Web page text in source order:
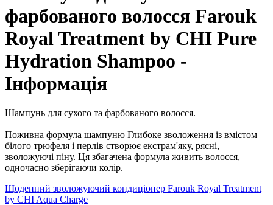
фарбованого волосся Farouk
Royal Treatment by CHI Pure
Hydration Shampoo -
Інформація
Шампунь для сухого та фарбованого волосся.
Поживна формула шампуню Глибоке зволоження із вмістом
білого трюфеля і перлів створює екстрам'яку, рясні,
зволожуючі піну. Ця збагачена формула живить волосся,
одночасно зберігаючи колір.
Щоденний зволожуючий кондиціонер Farouk Royal Treatment
by CHI Aqua Charge